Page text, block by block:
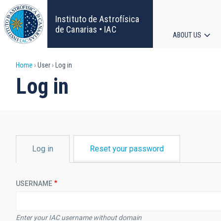
Skip
to
main
content
Instituto de Astrofísica
de Canarias • IAC
ABOUT US
Breadcrumb
Home User Log in
Log in
TABSLog in Reset your password
USERNAME
Enter your IAC username without domain